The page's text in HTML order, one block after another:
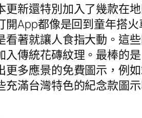
新還特別加入了幾款在
App都像是回到童年搭
著就讓人食指大動。這
傳統花磚紋理。最棒的
多應景的免費圖示，例
滿台灣特色的紀念款圖示